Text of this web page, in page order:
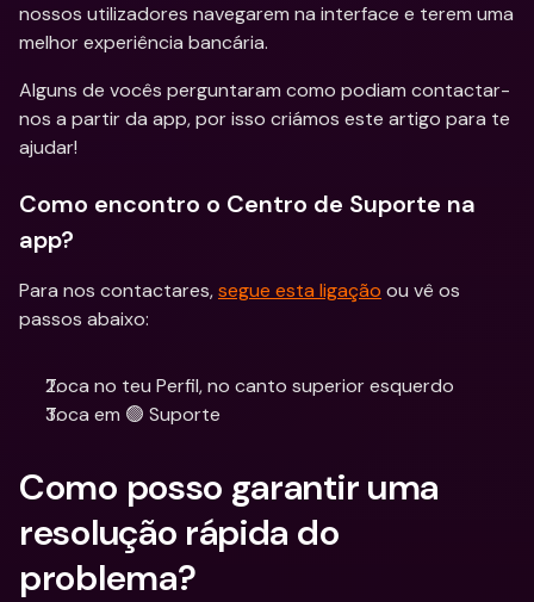
nossos utilizadores navegarem na interface e terem uma
melhor experiência bancária.
Alguns de vocês perguntaram como podiam contactar-
nos a partir da app, por isso criámos este artigo para te
ajudar!
Como encontro o Centro de Suporte na
app?
Para nos contactares, segue esta ligação ou vê os
passos abaixo:
Toca no teu Perfil, no canto superior esquerdo
Toca em 🟢 Suporte
Como posso garantir uma
resolução rápida do
problema?